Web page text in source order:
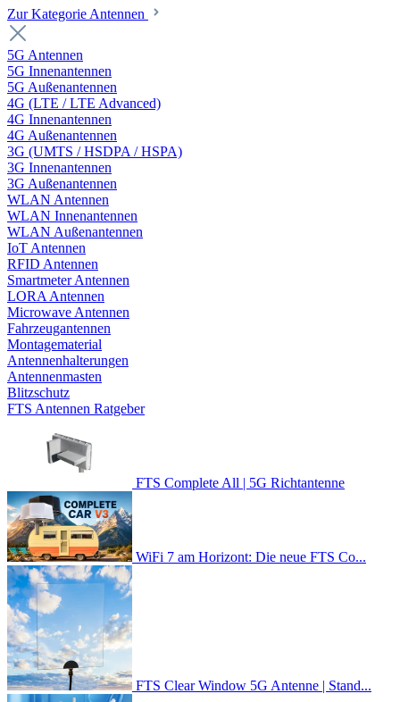
Zur Kategorie Antennen
5G Antennen
5G Innenantennen
5G Außenantennen
4G (LTE / LTE Advanced)
4G Innenantennen
4G Außenantennen
3G (UMTS / HSDPA / HSPA)
3G Innenantennen
3G Außenantennen
WLAN Antennen
WLAN Innenantennen
WLAN Außenantennen
IoT Antennen
RFID Antennen
Smartmeter Antennen
LORA Antennen
Microwave Antennen
Fahrzeugantennen
Montagematerial
Antennenhalterungen
Antennenmasten
Blitzschutz
FTS Antennen Ratgeber
FTS Complete All | 5G Richtantenne
WiFi 7 am Horizont: Die neue FTS Co...
FTS Clear Window 5G Antenne | Stand...